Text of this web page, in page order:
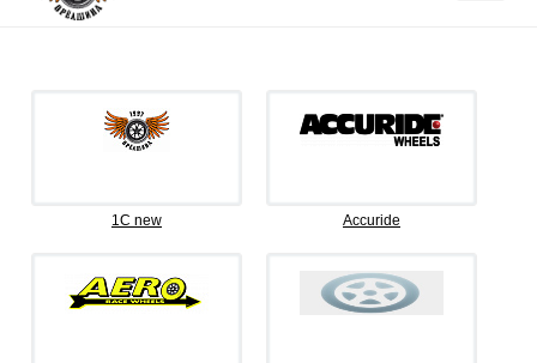
1C new Accuride